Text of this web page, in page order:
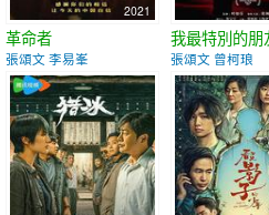
2021
革命者
張頌文 李易峯
我最特別的朋
張頌文 曾柯琅